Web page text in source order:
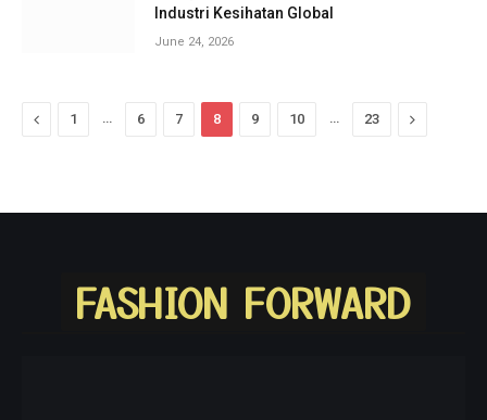
Industri Kesihatan Global
June 24, 2026
Previous
1 … 6 7 8 9 10 … 23 Next
FASHION FORWARD